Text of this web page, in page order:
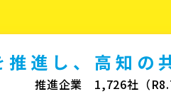
進し、高知の
推進企業 1,726社（